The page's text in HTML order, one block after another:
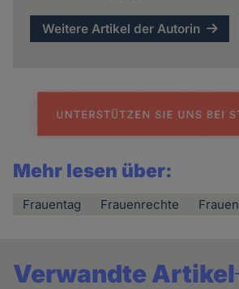
Weitere Artikel der Autorin
Mehr lesen über:
Frauentag Frauenrechte Frauen
Verwandte Artikel